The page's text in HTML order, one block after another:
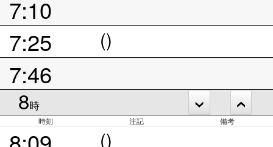
7:10
7:25
()
7:46
8時
時刻 注記 備考
()